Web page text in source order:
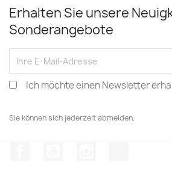
Erhalten Sie unsere
Sonderangebote
Ich möchte einen Newsletter
Sie können sich jederzeit abmelden.